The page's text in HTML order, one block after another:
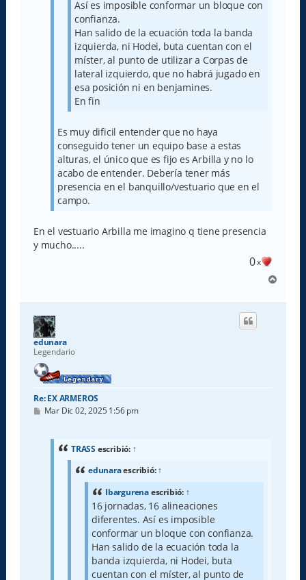
Así es imposible conformar un bloque con
confianza.
Han salido de la ecuación toda la banda
izquierda, ni Hodei, buta cuentan con el
míster, al punto de utilizar a Corpas de
lateral izquierdo, que no habrá jugado en
esa posición ni en benjamines.
En fin
Es muy dificil entender que no haya
conseguido tener un equipo base a estas
alturas, el único que es fijo es Arbilla y no lo
acabo de entender. Debería tener más
presencia en el banquillo/vestuario que en el
campo.
En el vestuario Arbilla me imagino q tiene presencia
y mucho.....
0x
r
edunara
Legendario
Re: EX ARMEROS
M
Mar Dic 02, 2025 1:56 pm
TRASS escribió: ↑
edunaraescribió:↑
Ibargurenaescribió: ↑
16 jornadas, 16 alineaciones
diferentes. Así es imposible
conformar un bloque con confianza.
Han salido de la ecuación toda la
banda izquierda, ni Hodei, buta
cuentan con el míster, al punto de